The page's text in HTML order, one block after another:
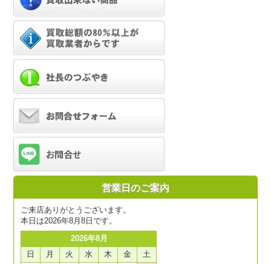
営業日のご案内
ご来店ありがとうございます。
本日は2026年8月8日です。
2026年8月
日
月 火 水 木 金
土